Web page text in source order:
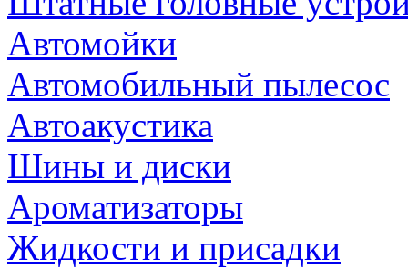
Автомойки
Автомобильный пылесос
Автоакустика
Шины и диски
Ароматизаторы
Жидкости и присадки